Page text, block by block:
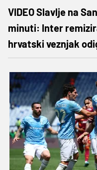
VIDEO Slavlje na
minuti: Inter
hrvatski veznjak